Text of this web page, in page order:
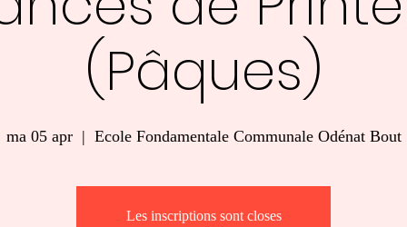
(Pâques)
ma 05 apr
  |
Ecole Fondamentale Communale Odénat Bout
Les inscriptions sont closes